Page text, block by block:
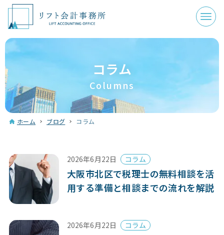
コラム
Columns
ホーム ブログ コラム
大阪市北区で税理士の無料相談を活
用する準備と相談までの流れを解説
2026年6月22日 コラム
2026年6月22日 コラム